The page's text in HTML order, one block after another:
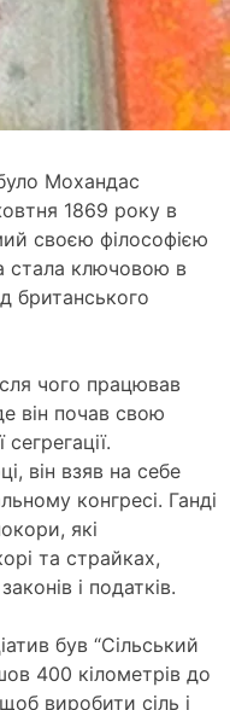
Мохандас
1869 року в
своєю філософією
стала ключовою в
британського
чого працював
він почав свою
він взяв на себе
конгресі. Ганді
які
та страйках,
і податків.
був “Сільський
400 кілометрів до
виробити сіль і